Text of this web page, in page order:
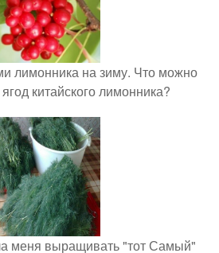
лимонника на зиму. Что можно
китайского лимонника?
меня выращивать "тот Самый"